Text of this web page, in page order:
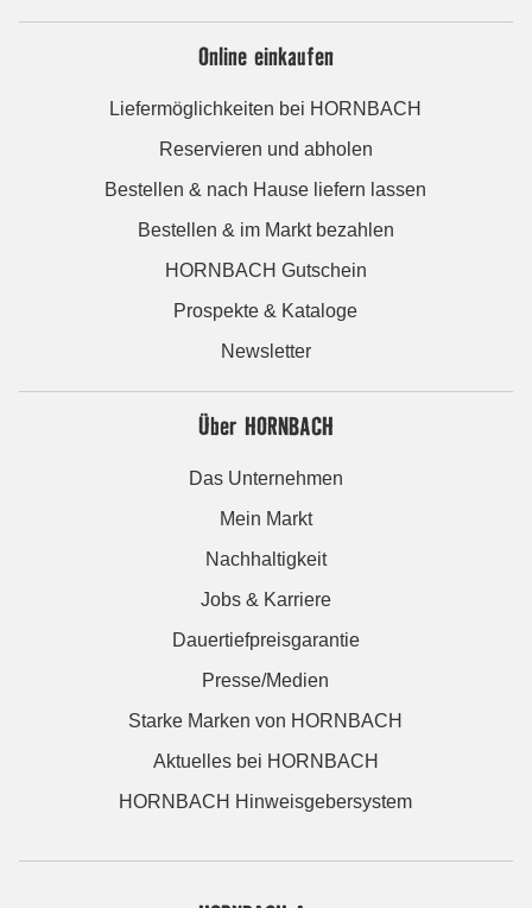
Online einkaufen
Liefermöglichkeiten bei HORNBACH
Reservieren und abholen
Bestellen & nach Hause liefern lassen
Bestellen & im Markt bezahlen
HORNBACH Gutschein
Prospekte & Kataloge
Newsletter
Über HORNBACH
Das Unternehmen
Mein Markt
Nachhaltigkeit
Jobs & Karriere
Dauertiefpreisgarantie
Presse/Medien
Starke Marken von HORNBACH
Aktuelles bei HORNBACH
HORNBACH Hinweisgebersystem